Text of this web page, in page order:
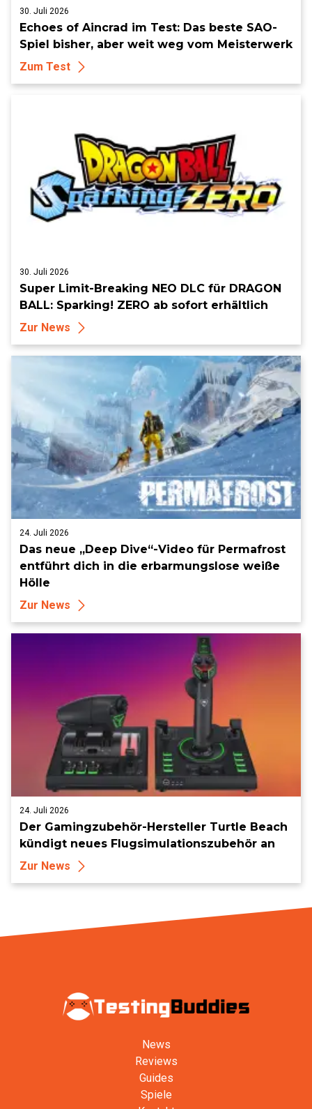
30. Juli 2026
Echoes of Aincrad im Test: Das beste SAO-
Spiel bisher, aber weit weg vom Meisterwerk
Zum Test
30. Juli 2026
Super Limit-Breaking NEO DLC für DRAGON
BALL: Sparking! ZERO ab sofort erhältlich
Zur News
24. Juli 2026
Das neue „Deep Dive“-Video für Permafrost
entführt dich in die erbarmungslose weiße
Hölle
Zur News
24. Juli 2026
Der Gamingzubehör-Hersteller Turtle Beach
kündigt neues Flugsimulationszubehör an
Zur News
News
Reviews
Guides
Spiele